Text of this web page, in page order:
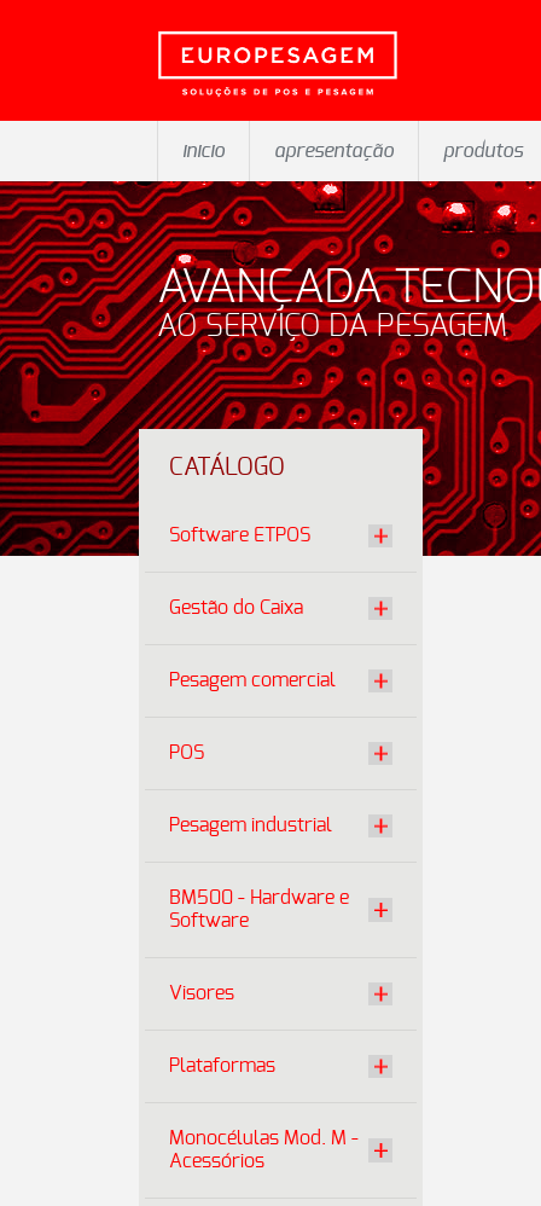
inicio apresentação produtos
AVANÇADA
AO SERVIÇO DA PESAGEM
CATÁLOGO
Software ETPOS
Gestão do Caixa
Pesagem comercial
POS
Pesagem industrial
BM500 - Hardware e
Software
Visores
Plataformas
Monocélulas Mod. M -
Acessórios